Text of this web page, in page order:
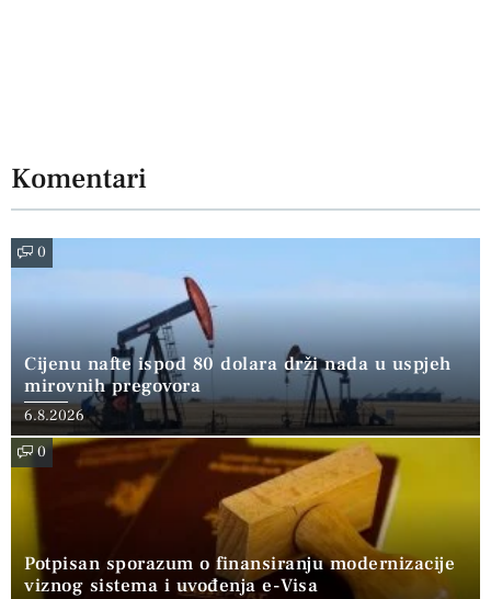
Komentari
0
Cijenu nafte ispod 80 dolara drži nada u uspjeh
mirovnih pregovora
6.8.2026
0
Potpisan sporazum o finansiranju modernizacije
viznog sistema i uvođenja e-Visa